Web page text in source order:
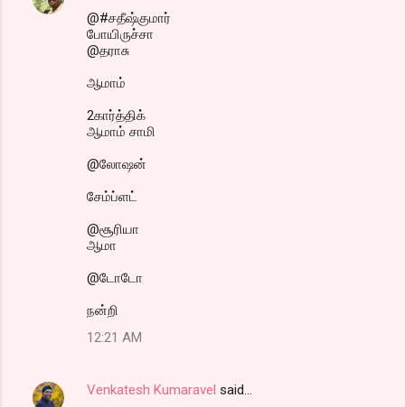
@#சதீஷ்குமார்
போயிருச்சா
@தராசு
ஆமாம்
2கார்த்திக்
ஆமாம் சாமி
@லோஷன்
சேம்ப்ளட்
@சூரியா
ஆமா
@டோடோ
நன்றி
12:21 AM
Venkatesh Kumaravel said…